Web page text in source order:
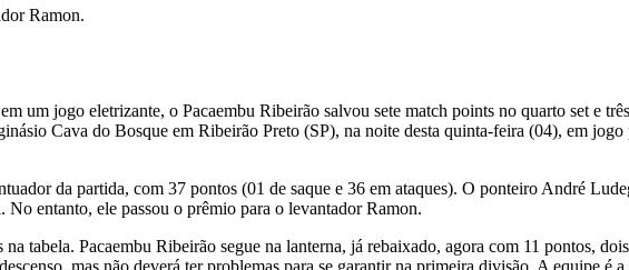
Ramon.
um jogo eletrizante, o Pacaembu Ribeirão salvou sete match points no quarto set e
Cava do Bosque em Ribeirão Preto (SP), na noite desta quinta-feira (04), em
da partida, com 37 pontos (01 de saque e 36 em ataques). O ponteiro André
entanto, ele passou o prêmio para o levantador Ramon.
tabela. Pacaembu Ribeirão segue na lanterna, já rebaixado, agora com 11 pontos,
mas não deverá ter problemas para se garantir na primeira divisão. A equipe